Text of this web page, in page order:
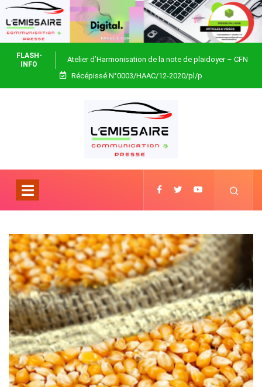
FLASH-
INFO
Atelier d’Harmonisation de la note de plaidoyer – CFN
Togo
Récépissé N°0003/HAAC/12-2020/pl/p